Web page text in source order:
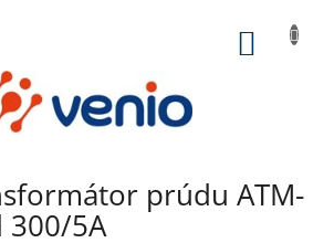
prúdu ATM-
300/5A